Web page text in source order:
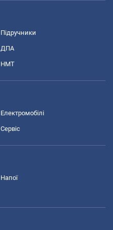
Підручники
ДПА
НМТ
Електромобілі
Сервіс
Напої